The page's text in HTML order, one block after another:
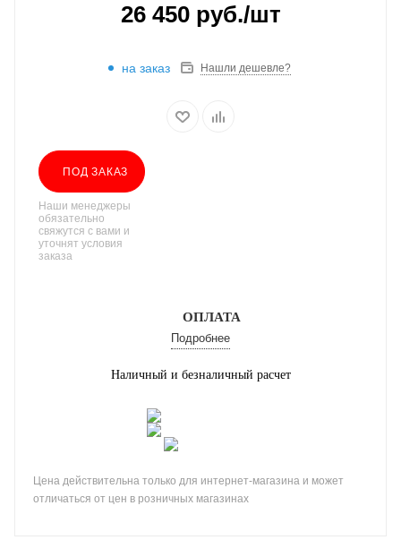
26 450руб./шт
на заказ Нашли дешевле?
ПОД ЗАКАЗ
Наши менеджеры
обязательно
свяжутся с вами и
уточнят условия
заказа
ОПЛАТА
Подробнее
Наличный и безналичный расчет
Цена действительна только для интернет-магазина и может
отличаться от цен в розничных магазинах